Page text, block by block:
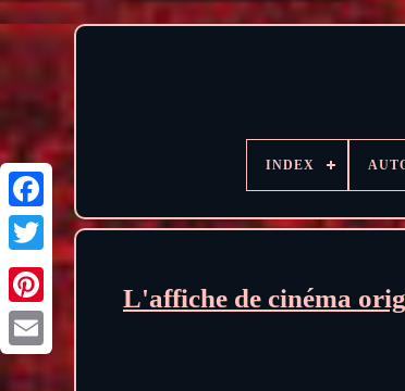
INDEX
L'affiche de cinéma